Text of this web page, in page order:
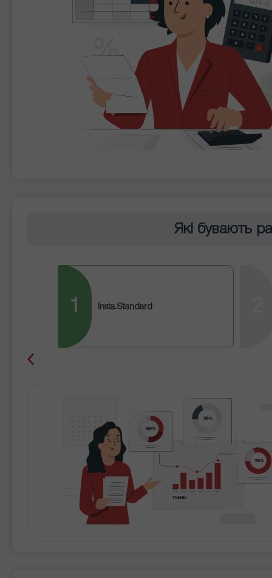
Які бувають
1 Insta.Standard